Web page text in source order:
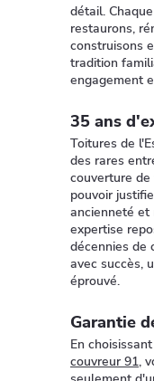
détail.
restaurons,
construisons
tradition
engagement
35 ans
Toitures de
des rares
couverture
pouvoir
ancienneté et
expertise
décennies de
avec succès,
éprouvé.
Garantie
En
couvreur 91,